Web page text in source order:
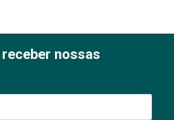
nossas